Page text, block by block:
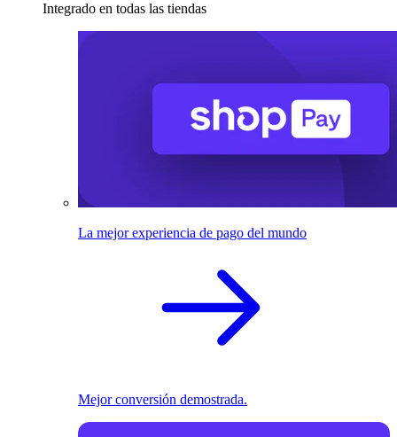
Integrado en todas las tiendas
La mejor experiencia de pago del mundo
Mejor conversión demostrada.